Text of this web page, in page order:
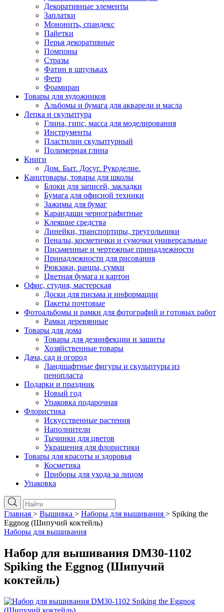
Декоративные элементы
Заплатки
Мононить, спандекс
Пайетки
Перья декоративные
Помпоны
Стразы
Фатин в шпульках
Фетр
Фоамиран
Товары для художников
Альбомы и бумага для акварели и масла
Лепка и скульптура
Глина, гипс, масса для моделирования
Инструменты
Пластилин скульптурный
Полимерная глина
Книги
Дом. Быт. Досуг. Рукоделие.
Канцтовары, товары для школы
Блоки для записей, закладки
Бумага для офисной техники
Зажимы для бумаг
Карандаши чернографитные
Клеящие средства
Линейки, транспортиры, треугольники
Пеналы, косметички и сумочки универсальные
Письменные и чертежные принадлежности
Принадлежности для рисования
Рюкзаки, ранцы, сумки
Цветная бумага и картон
Офис, студия, мастерская
Доски для письма и информации
Пакеты почтовые
Фотоальбомы и рамки для фотографий и готовых работ
Рамки деревянные
Товары для дома
Товары для дезинфекции и защиты
Хозяйственные товары
Дача, сад и огород
Ландшафтные фигуры и скульптуры из
пенопласта
Подарки и праздник
Новый год
Упаковка подарочная
Флористика
Искусственные растения
Наполнители
Тычинки для цветов
Украшения для флористики
Товары для красоты и здоровья
Косметика
Приборы для ухода за лицом
Упаковка
Главная > Вышивка > Наборы для вышивания > Spiking the
Eggnog (Шипучий коктейль)
Наборы для вышивания
Набор для вышивания DM30-1102
Spiking the Eggnog (Шипучий
коктейль)